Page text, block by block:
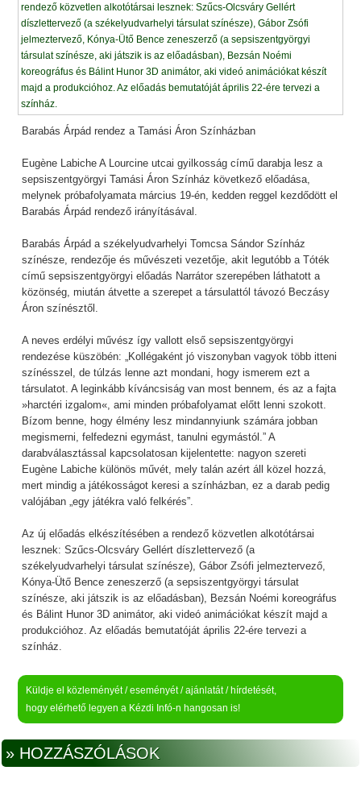
Barabás Árpád rendez a Tamási Áron Színházban
Eugène Labiche A Lourcine utcai gyilkosság című darabja lesz a
sepsiszentgyörgyi Tamási Áron Színház következő előadása,
melynek próbafolyamata március 19-én, kedden reggel kezdődött el
Barabás Árpád rendező irányításával.
Barabás Árpád a székelyudvarhelyi Tomcsa Sándor Színház
színésze, rendezője és művészeti vezetője, akit legutóbb a Tóték
című sepsiszentgyörgyi előadás Narrátor szerepében láthatott a
közönség, miután átvette a szerepet a társulattól távozó Beczásy
Áron színésztől.
A neves erdélyi művész így vallott első sepsiszentgyörgyi
rendezése küszöbén: „Kollégaként jó viszonyban vagyok több itteni
színésszel, de túlzás lenne azt mondani, hogy ismerem ezt a
társulatot. A leginkább kíváncsiság van most bennem, és az a fajta
»harctéri izgalom«, ami minden próbafolyamat előtt lenni szokott.
Bízom benne, hogy élmény lesz mindannyiunk számára jobban
megismerni, felfedezni egymást, tanulni egymástól.” A
darabválasztással kapcsolatosan kijelentette: nagyon szereti
Eugène Labiche különös művét, mely talán azért áll közel hozzá,
mert mindig a játékosságot keresi a színházban, ez a darab pedig
valójában „egy játékra való felkérés”.
Az új előadás elkészítésében a rendező közvetlen alkotótársai
lesznek: Szűcs-Olcsváry Gellért díszlettervező (a
székelyudvarhelyi társulat színésze), Gábor Zsófi jelmeztervező,
Kónya-Ütő Bence zeneszerző (a sepsiszentgyörgyi társulat
színésze, aki játszik is az előadásban), Bezsán Noémi koreográfus
és Bálint Hunor 3D animátor, aki videó animációkat készít majd a
produkcióhoz. Az előadás bemutatóját április 22-ére tervezi a
színház.
Küldje el közleményét / eseményét / ajánlatát / hírdetését,
hogy elérhető legyen a Kézdi Infó-n hangosan is!
» HOZZÁSZÓLÁSOK